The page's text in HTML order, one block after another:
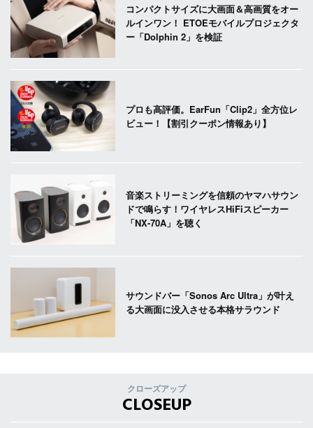
コンパクトサイズに大画面＆高画質をオー
ルインワン！ ETOEモバイルプロジェクタ
ー「Dolphin 2」を検証
プロも高評価。EarFun「Clip2」全方位レ
ビュー！【割引クーポン情報あり】
音楽ストリーミングを信頼のヤマハサウン
ドで鳴らす！ワイヤレスHiFiスピーカー
「NX-70A」を聴く
サウンドバー「Sonos Arc Ultra」が叶え
る大画面に没入させる本格サラウンド
クローズアップ
CLOSEUP